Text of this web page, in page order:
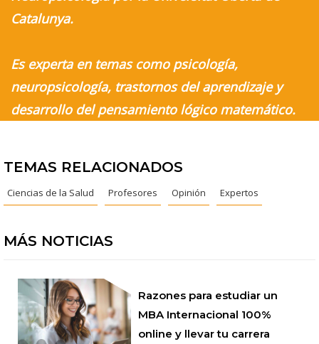
Catalunya.
Es experta en temas como psicología,
neuropsicología, trastornos del aprendizaje y
desarrollo del pensamiento lógico matemático.
TEMAS RELACIONADOS
Ciencias de la Salud Profesores Opinión Expertos
MÁS NOTICIAS
Razones para estudiar un
MBA Internacional 100%
online y llevar tu carrera